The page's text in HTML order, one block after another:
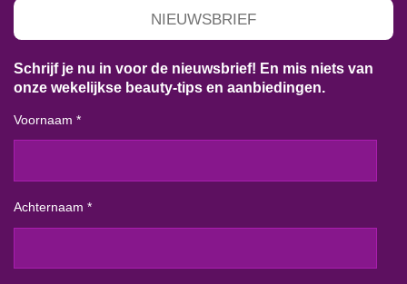
NIEUWSBRIEF
Schrijf je nu in voor de nieuwsbrief! En mis niets van
onze wekelijkse beauty-tips en aanbiedingen.
Voornaam *
Achternaam *